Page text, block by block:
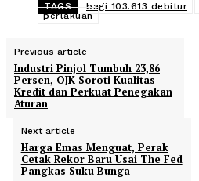
TAGS bagi 103.613 debitur
perlakuan
Previous article
Industri Pinjol Tumbuh 23,86
Persen, OJK Soroti Kualitas
Kredit dan Perkuat Penegakan
Aturan
Next article
Harga Emas Menguat, Perak
Cetak Rekor Baru Usai The Fed
Pangkas Suku Bunga